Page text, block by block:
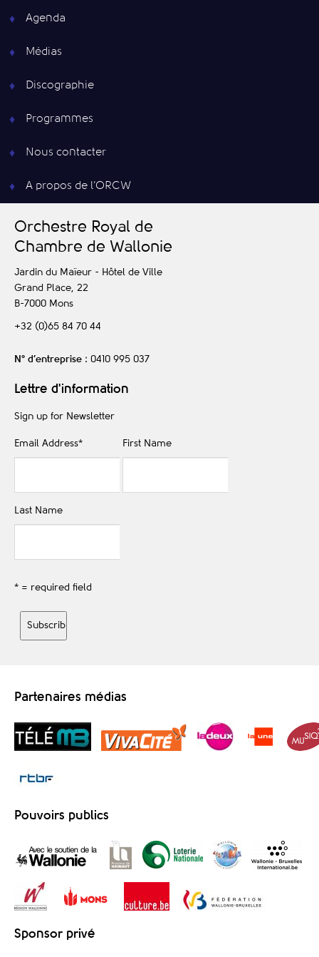
Agenda
Médias
Discographie
Programmes
Nous contacter
A propos de l’ORCW
Orchestre Royal de
Chambre de Wallonie
Jardin du Maïeur - Hôtel de Ville
Grand Place, 22
B-7000 Mons
+32 (0)65 84 70 44
N° d’entreprise : 0410 995 037
Lettre d'information
Sign up for Newsletter
Email Address* First Name
Last Name
* = required field
Partenaires médias
Pouvoirs publics
Sponsor privé